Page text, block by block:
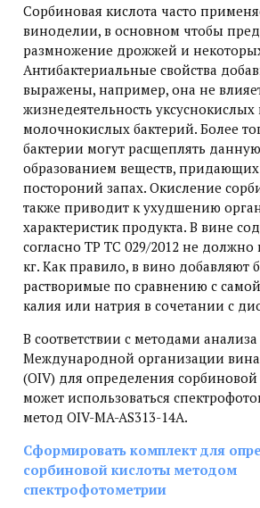
Сорбиновая кислота часто
виноделии, в основном чтобы
размножение дрожжей и
Антибактериальные свойства
выражены, например, она не
жизнедеятельность уксуснокислых
молочнокислых бактерий. Более
бактерии могут расщеплять
образованием веществ,
постороний запах. Окисление
также приводит к ухудшению
характеристик продукта. В вине
согласно ТР ТС 029/2012 не
кг. Как правило, в вино добавляют
растворимые по сравнению с
калия или натрия в сочетании с
В соответствии с методами
Международной организации
(OIV) для определения
может использоваться
метод OIV-MA-AS313-14A.
Сформировать комплект для
сорбиновой кислоты методом
спектрофотометрии